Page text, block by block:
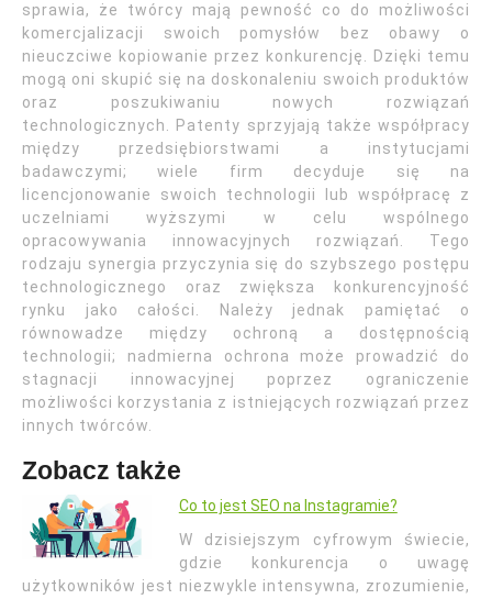
sprawia, że twórcy mają pewność co do możliwości
komercjalizacji swoich pomysłów bez obawy o
nieuczciwe kopiowanie przez konkurencję. Dzięki temu
mogą oni skupić się na doskonaleniu swoich produktów
oraz poszukiwaniu nowych rozwiązań
technologicznych. Patenty sprzyjają także współpracy
między przedsiębiorstwami a instytucjami
badawczymi; wiele firm decyduje się na
licencjonowanie swoich technologii lub współpracę z
uczelniami wyższymi w celu wspólnego
opracowywania innowacyjnych rozwiązań. Tego
rodzaju synergia przyczynia się do szybszego postępu
technologicznego oraz zwiększa konkurencyjność
rynku jako całości. Należy jednak pamiętać o
równowadze między ochroną a dostępnością
technologii; nadmierna ochrona może prowadzić do
stagnacji innowacyjnej poprzez ograniczenie
możliwości korzystania z istniejących rozwiązań przez
innych twórców.
Zobacz także
Co to jest SEO na Instagramie?
W dzisiejszym cyfrowym świecie,
gdzie konkurencja o uwagę
użytkowników jest niezwykle intensywna, zrozumienie,